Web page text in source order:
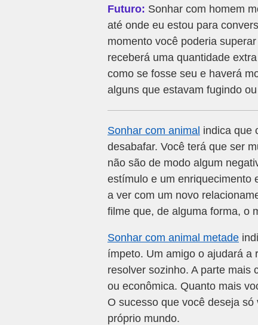
Futuro: Sonhar com homem
até onde eu estou para
momento você poderia
receberá uma quantidade
como se fosse seu e haverá
alguns que estavam fugindo
Sonhar com animal indica que
desabafar. Você terá que ser
não são de modo algum
estímulo e um enriquecimento
a ver com um novo
filme que, de alguma forma, o
Sonhar com animal metade
ímpeto. Um amigo o ajudará a
resolver sozinho. A parte mais
ou econômica. Quanto mais
O sucesso que você deseja
próprio mundo.